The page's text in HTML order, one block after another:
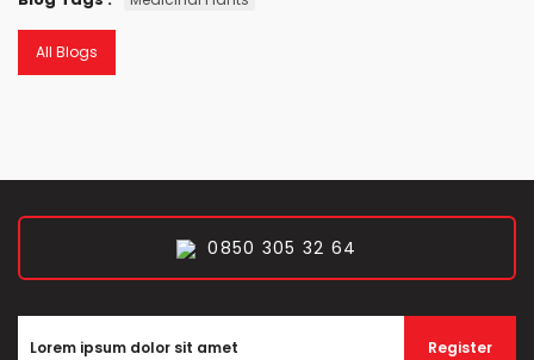
All Blogs
0850 305 32 64
Register